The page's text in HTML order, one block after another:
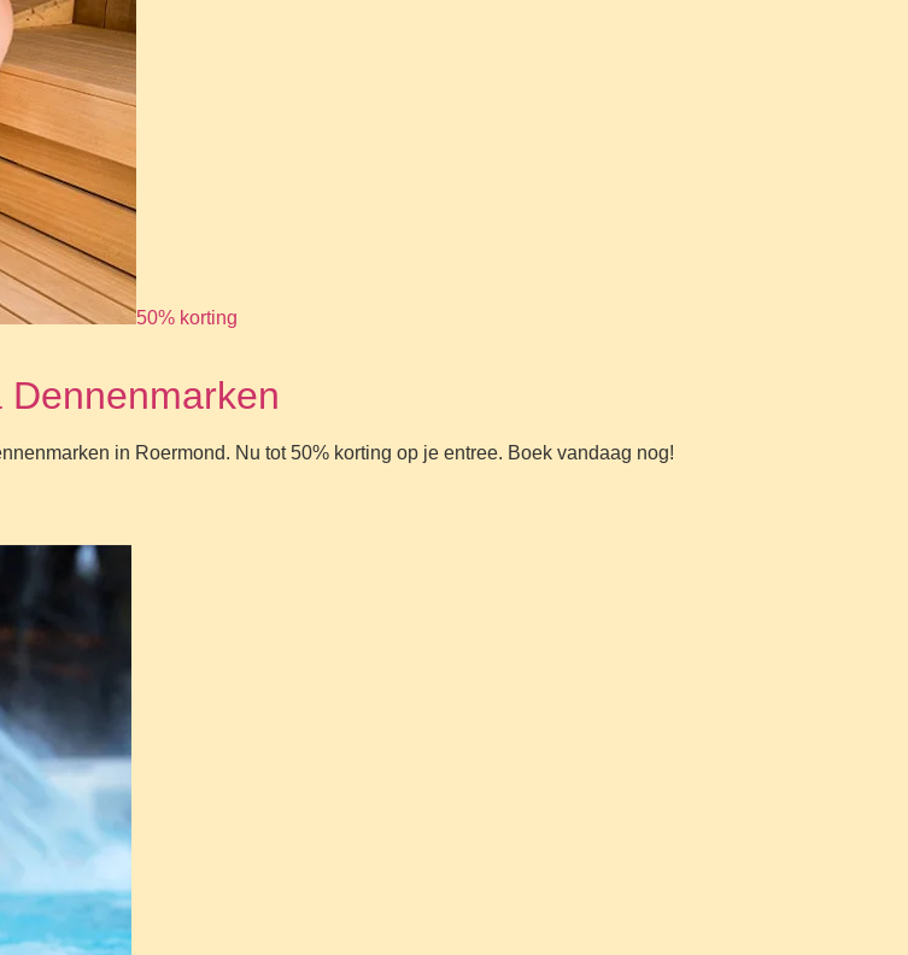
50% korting
in Roermond. Nu tot 50% korting op je entree. Boek vandaag nog!